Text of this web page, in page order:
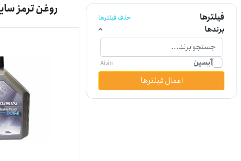
فیلترها حذف فیلترها
برندها
آیسین Aisin
اعمال فیلترها
روغن ترمز